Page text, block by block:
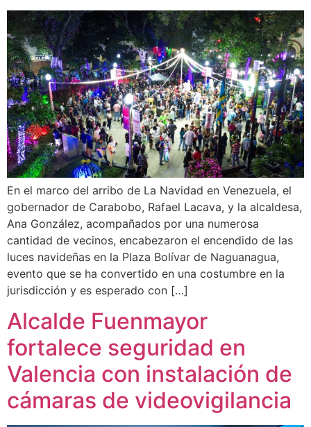
En el marco del arribo de La Navidad en Venezuela, el
gobernador de Carabobo, Rafael Lacava, y la alcaldesa,
Ana González, acompañados por una numerosa
cantidad de vecinos, encabezaron el encendido de las
luces navideñas en la Plaza Bolívar de Naguanagua,
evento que se ha convertido en una costumbre en la
jurisdicción y es esperado con […]
Alcalde Fuenmayor
fortalece seguridad en
Valencia con instalación de
cámaras de videovigilancia